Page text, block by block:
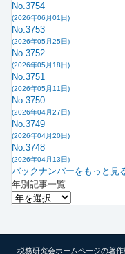
No.3754
(2026年06月01日)
No.3753
(2026年05月25日)
No.3752
(2026年05月18日)
No.3751
(2026年05月11日)
No.3750
(2026年04月27日)
No.3749
(2026年04月20日)
No.3748
(2026年04月13日)
バックナンバーをもっと見
年別記事一覧
税務研究会ホームページの著